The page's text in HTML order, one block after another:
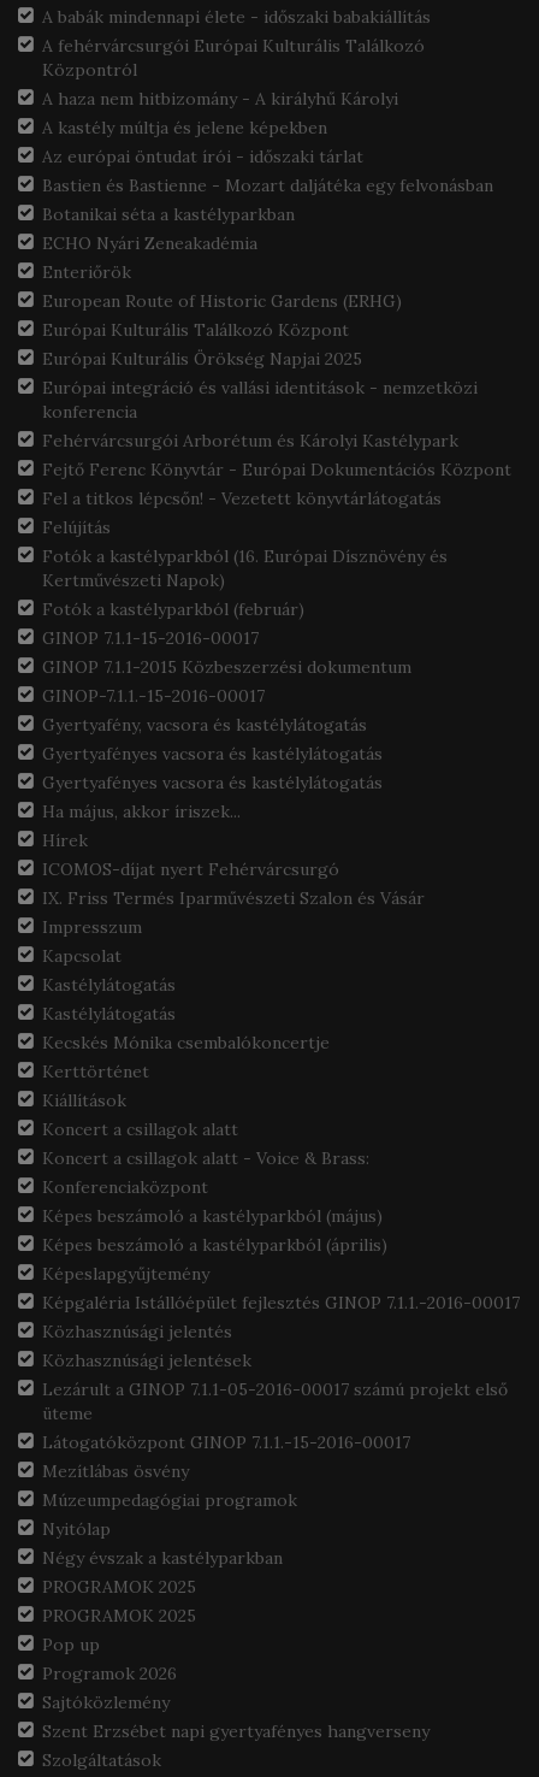
A babák mindennapi élete - időszaki babakiállítás
A fehérvárcsurgói Európai Kulturális Találkozó
Központról
A haza nem hitbizomány - A királyhű Károlyi
A kastély múltja és jelene képekben
Az európai öntudat írói - időszaki tárlat
Bastien és Bastienne - Mozart daljátéka egy felvonásban
Botanikai séta a kastélyparkban
ECHO Nyári Zeneakadémia
Enteriőrök
European Route of Historic Gardens (ERHG)
Európai Kulturális Találkozó Központ
Európai Kulturális Örökség Napjai 2025
Európai integráció és vallási identitások - nemzetközi
konferencia
Fehérvárcsurgói Arborétum és Károlyi Kastélypark
Fejtő Ferenc Könyvtár - Európai Dokumentációs Központ
Fel a titkos lépcsőn! - Vezetett könyvtárlátogatás
Felújítás
Fotók a kastélyparkból (16. Európai Dísznövény és
Kertművészeti Napok)
Fotók a kastélyparkból (február)
GINOP 7.1.1-15-2016-00017
GINOP 7.1.1-2015 Közbeszerzési dokumentum
GINOP-7.1.1.-15-2016-00017
Gyertyafény, vacsora és kastélylátogatás
Gyertyafényes vacsora és kastélylátogatás
Gyertyafényes vacsora és kastélylátogatás
Ha május, akkor íriszek...
Hírek
ICOMOS-díjat nyert Fehérvárcsurgó
IX. Friss Termés Iparművészeti Szalon és Vásár
Impresszum
Kapcsolat
Kastélylátogatás
Kastélylátogatás
Kecskés Mónika csembalókoncertje
Kerttörténet
Kiállítások
Koncert a csillagok alatt
Koncert a csillagok alatt - Voice & Brass:
Konferenciaközpont
Képes beszámoló a kastélyparkból (május)
Képes beszámoló a kastélyparkból (április)
Képeslapgyűjtemény
Képgaléria Istállóépület fejlesztés GINOP 7.1.1.-2016-00017
Közhasznúsági jelentés
Közhasznúsági jelentések
Lezárult a GINOP 7.1.1-05-2016-00017 számú projekt első
üteme
Látogatóközpont GINOP 7.1.1.-15-2016-00017
Mezítlábas ösvény
Múzeumpedagógiai programok
Nyitólap
Négy évszak a kastélyparkban
PROGRAMOK 2025
PROGRAMOK 2025
Pop up
Programok 2026
Sajtóközlemény
Szent Erzsébet napi gyertyafényes hangverseny
Szolgáltatások